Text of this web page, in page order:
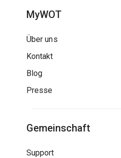
MyWOT
Über uns
Kontakt
Blog
Presse
Gemeinschaft
Support